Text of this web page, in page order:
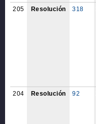
205 Resolución 318
204 Resolución 92